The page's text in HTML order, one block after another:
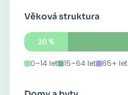
Věková struktura
20 %
0–14 let 15–64 let 65+ let